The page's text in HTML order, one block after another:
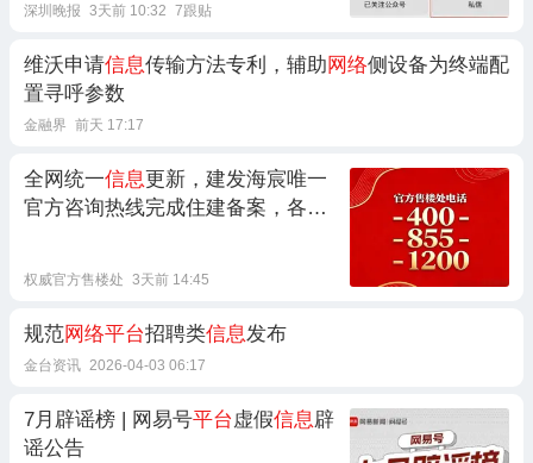
深圳晚报 3天前 10:32 7跟贴
维沃申请信息传输方法专利，辅助网络侧设备为终端配
置寻呼参数
金融界 前天 17:17
全网统一信息更新，建发海宸唯一
官方咨询热线完成住建备案，各类
权威官方售楼处 3天前 14:45
规范网络平台招聘类信息发布
金台资讯 2026-04-03 06:17
7月辟谣榜 | 网易号平台虚假信息辟
谣公告